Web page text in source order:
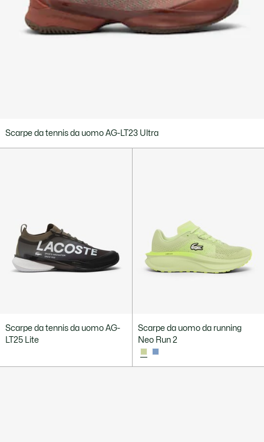
Scarpe da tennis da uomo AG-LT23 Ultra
Scarpe da tennis da uomo AG-
LT25 Lite
Scarpe da uomo da running
Neo Run 2